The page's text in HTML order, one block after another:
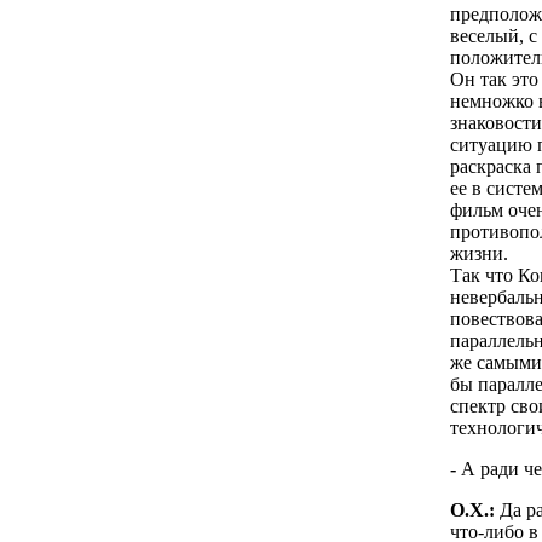
веселый, с
Он так
немножко
ситуацию
раскраска
ее в
фильм
жизни.
Так что
же самыми,
бы
спектр
- А ради
О.Х.: Да
что-либо